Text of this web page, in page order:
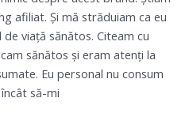
afiliat. Și mă străduiam ca eu
viață sănătos. Citeam cu
sănătos și eram atenți la
Eu personal nu consum
să-mi